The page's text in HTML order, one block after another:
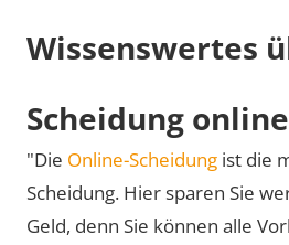
Wissenswertes
Scheidung
"Die Online-Scheidung ist die
Scheidung. Hier sparen Sie
Geld, denn Sie können alle